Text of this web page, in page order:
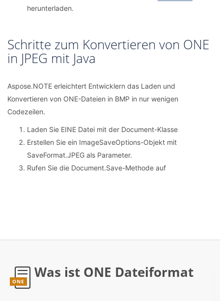
herunterladen.
Schritte zum Konvertieren von ONE
in JPEG mit Java
Aspose.NOTE erleichtert Entwicklern das Laden und
Konvertieren von ONE-Dateien in BMP in nur wenigen
Codezeilen.
Laden Sie EINE Datei mit der Document-Klasse
Erstellen Sie ein ImageSaveOptions-Objekt mit
SaveFormat.JPEG als Parameter.
Rufen Sie die Document.Save-Methode auf
ONE
Was ist ONE Dateiformat